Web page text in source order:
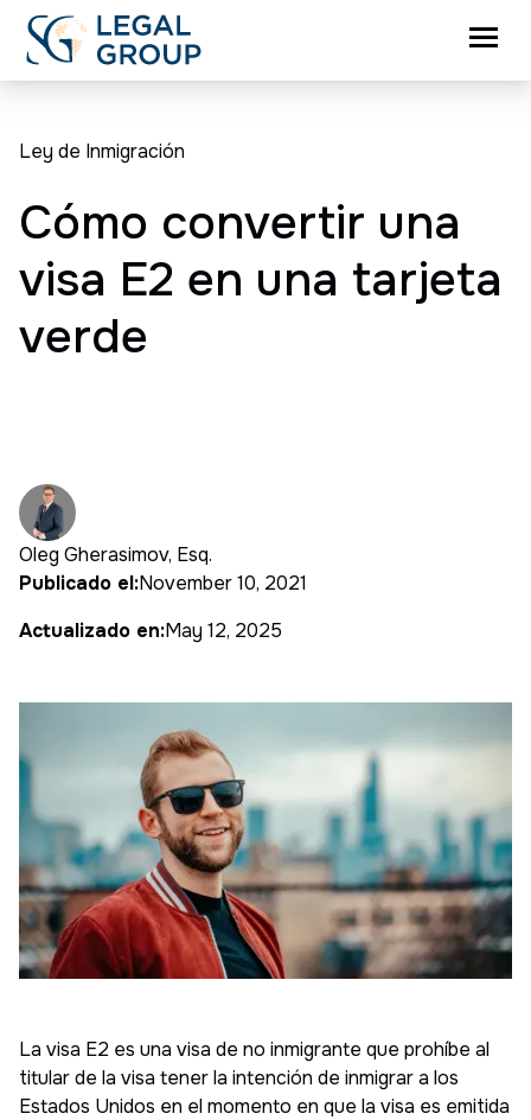
Ley de Inmigración
Cómo convertir una
visa E2 en una tarjeta
verde
Oleg Gherasimov, Esq.
Publicado el:November 10, 2021
Actualizado en:May 12, 2025
La visa E2 es una visa de no inmigrante que prohíbe al
titular de la visa tener la intención de inmigrar a los
Estados Unidos en el momento en que la visa es emitida